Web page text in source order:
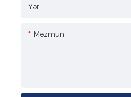
Yər
Məzmun